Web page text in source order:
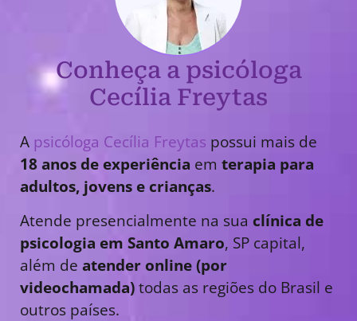
Conheça a psicóloga
Cecília Freytas
A psicóloga Cecília Freytas possui mais de
18 anos de experiência em terapia para
adultos, jovens e crianças.
Atende presencialmente na sua clínica de
psicologia em Santo Amaro, SP capital,
além de atender online (por
videochamada)todas as regiões do Brasil e
outros países.